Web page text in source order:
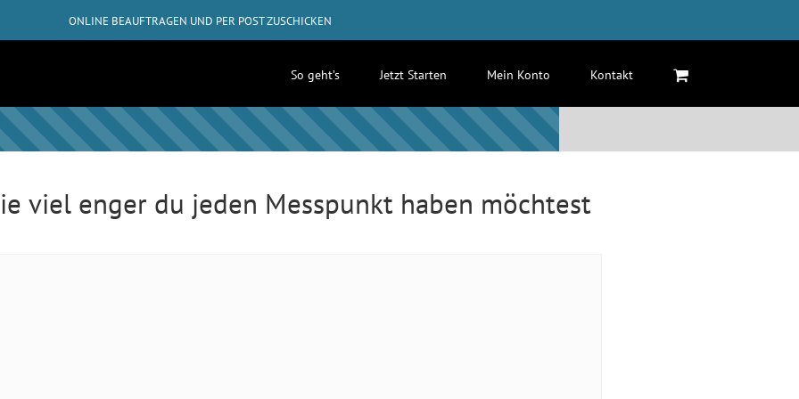
ONLINE BEAUFTRAGEN UND PER POST ZUSCHICKEN
So geht’s Jetzt Starten Mein Konto Kontakt
viel enger du jeden Messpunkt haben möchtest